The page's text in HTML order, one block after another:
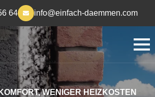
64 info@einfach-daemmen.com
WENIGER HEIZKOSTEN